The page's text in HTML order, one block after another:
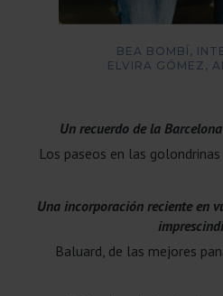
BEA BOMBÍ,
ELVIRA GÓMEZ,
Un recuerdo de la
Los paseos en las
Una incorporación reciente en
Baluard, de las mejores